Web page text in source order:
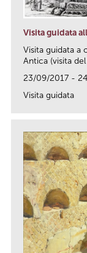
Visita guidata
Visita guidata a
Antica (visita
23/09/2017 -
Visita guidata